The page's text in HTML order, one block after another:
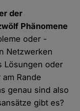
der
Phänomene
oder -
Netzwerken
Lösungen oder
Rande
genau sind also
gibt es?